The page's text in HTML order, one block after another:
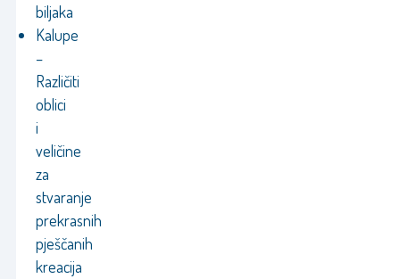
biljaka
Kalupe
–
Različiti
oblici
i
veličine
za
stvaranje
prekrasnih
pješčanih
kreacija